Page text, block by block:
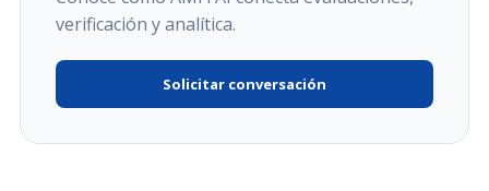
verificación y analítica.
Solicitar conversación